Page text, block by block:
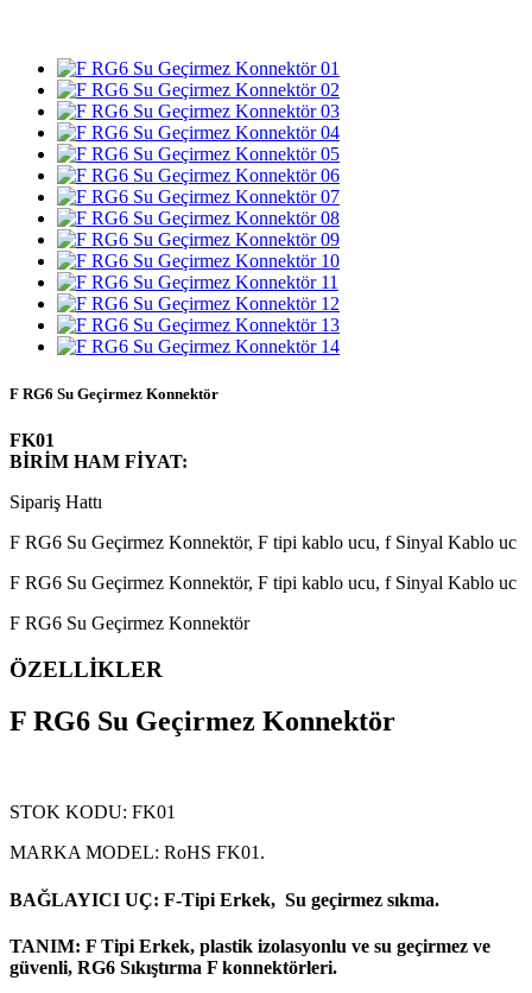
F RG6 Su Geçirmez Konnektör
FK01
BİRİM HAM FİYAT:
Sipariş Hattı
F RG6 Su Geçirmez Konnektör, F tipi kablo ucu, f Sinyal Kablo uc
F RG6 Su Geçirmez Konnektör, F tipi kablo ucu, f Sinyal Kablo uc
F RG6 Su Geçirmez Konnektör
ÖZELLİKLER
F RG6 Su Geçirmez Konnektör
STOK KODU: FK01
MARKA MODEL: RoHS FK01.
BAĞLAYICI UÇ: F-Tipi Erkek, Su geçirmez sıkma.
TANIM: F Tipi Erkek, plastik izolasyonlu ve su geçirmez ve
güvenli, RG6 Sıkıştırma F konnektörleri.